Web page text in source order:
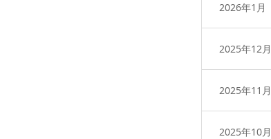
2026年1月
2025年12月
2025年11月
2025年10月